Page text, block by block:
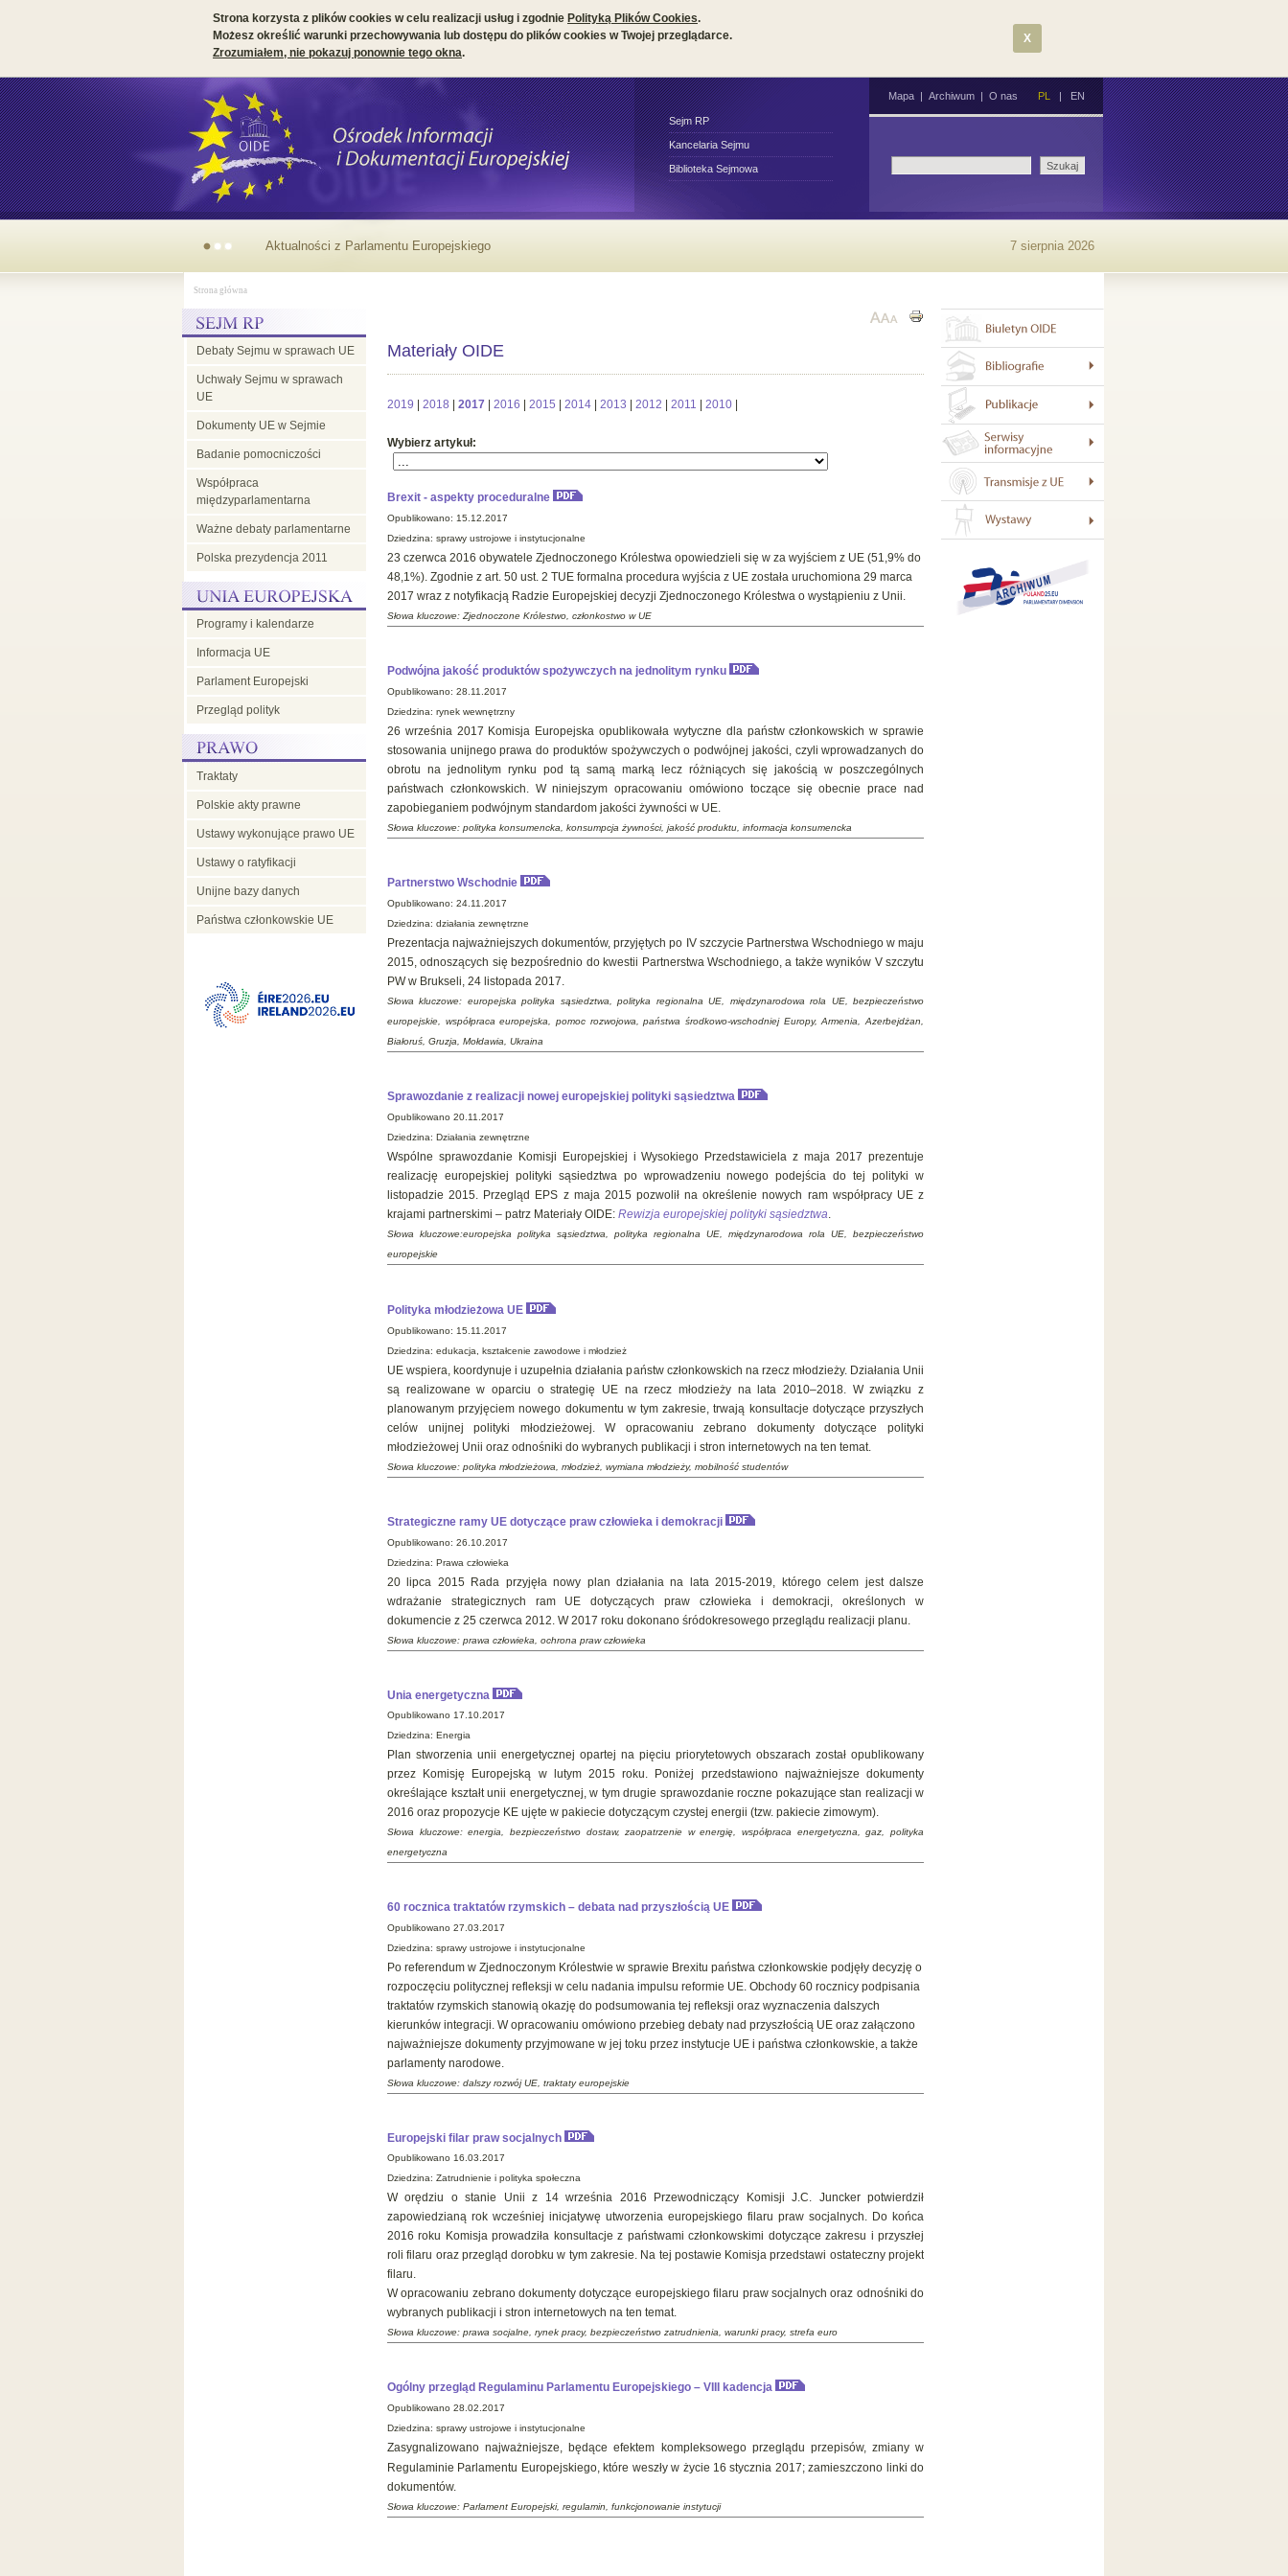
Strona korzysta z plików cookies w celu realizacji usług i zgodnie Polityką Plików Cookies.
Możesz określić warunki przechowywania lub dostępu do plików cookies w Twojej przeglądarce.
Zrozumiałem, nie pokazuj ponownie tego okna.
X
Sejm RP
Kancelaria Sejmu
Biblioteka Sejmowa
Mapa | Archiwum | O nas PL | EN
Aktualności z Parlamentu Europejskiego 7 sierpnia 2026
Strona główna
Debaty Sejmu w sprawach UE
Uchwały Sejmu w sprawach
UE
Dokumenty UE w Sejmie
Badanie pomocniczości
Współpraca
międzyparlamentarna
Ważne debaty parlamentarne
Polska prezydencja 2011
Programy i kalendarze
Informacja UE
Parlament Europejski
Przegląd polityk
Traktaty
Polskie akty prawne
Ustawy wykonujące prawo UE
Ustawy o ratyfikacji
Unijne bazy danych
Państwa członkowskie UE
Materiały OIDE
2019 2018 2017 2016 2015 2014 2013 2012 2011 2010
Wybierz artykuł:
Brexit - aspekty proceduralne
Opublikowano: 15.12.2017
Dziedzina: sprawy ustrojowe i instytucjonalne
23 czerwca 2016 obywatele Zjednoczonego Królestwa opowiedzieli się w za wyjściem z UE (51,9% do
48,1%). Zgodnie z art. 50 ust. 2 TUE formalna procedura wyjścia z UE została uruchomiona 29 marca
2017 wraz z notyfikacją Radzie Europejskiej decyzji Zjednoczonego Królestwa o wystąpieniu z Unii.
Słowa kluczowe: Zjednoczone Królestwo, członkostwo w UE
Podwójna jakość produktów spożywczych na jednolitym rynku
Opublikowano: 28.11.2017
Dziedzina: rynek wewnętrzny
26 września 2017 Komisja Europejska opublikowała wytyczne dla państw członkowskich w sprawie
stosowania unijnego prawa do produktów spożywczych o podwójnej jakości, czyli wprowadzanych do
obrotu na jednolitym rynku pod tą samą marką lecz różniących się jakością w poszczególnych
państwach członkowskich. W niniejszym opracowaniu omówiono toczące się obecnie prace nad
zapobieganiem podwójnym standardom jakości żywności w UE.
Słowa kluczowe: polityka konsumencka, konsumpcja żywności, jakość produktu, informacja konsumencka
Partnerstwo Wschodnie
Opublikowano: 24.11.2017
Dziedzina: działania zewnętrzne
Prezentacja najważniejszych dokumentów, przyjętych po IV szczycie Partnerstwa Wschodniego w maju
2015, odnoszących się bezpośrednio do kwestii Partnerstwa Wschodniego, a także wyników V szczytu
PW w Brukseli, 24 listopada 2017.
Słowa kluczowe: europejska polityka sąsiedztwa, polityka regionalna UE, międzynarodowa rola UE, bezpieczeństwo
europejskie, współpraca europejska, pomoc rozwojowa, państwa środkowo-wschodniej Europy, Armenia, Azerbejdżan,
Białoruś, Gruzja, Mołdawia, Ukraina
Sprawozdanie z realizacji nowej europejskiej polityki sąsiedztwa
Opublikowano 20.11.2017
Dziedzina: Działania zewnętrzne
Wspólne sprawozdanie Komisji Europejskiej i Wysokiego Przedstawiciela z maja 2017 prezentuje
realizację europejskiej polityki sąsiedztwa po wprowadzeniu nowego podejścia do tej polityki w
listopadzie 2015. Przegląd EPS z maja 2015 pozwolił na określenie nowych ram współpracy UE z
krajami partnerskimi – patrz Materiały OIDE: Rewizja europejskiej polityki sąsiedztwa.
Słowa kluczowe:europejska polityka sąsiedztwa, polityka regionalna UE, międzynarodowa rola UE, bezpieczeństwo
europejskie
Polityka młodzieżowa UE
Opublikowano: 15.11.2017
Dziedzina: edukacja, kształcenie zawodowe i młodzież
UE wspiera, koordynuje i uzupełnia działania państw członkowskich na rzecz młodzieży. Działania Unii
są realizowane w oparciu o strategię UE na rzecz młodzieży na lata 2010–2018. W związku z
planowanym przyjęciem nowego dokumentu w tym zakresie, trwają konsultacje dotyczące przyszłych
celów unijnej polityki młodzieżowej. W opracowaniu zebrano dokumenty dotyczące polityki
młodzieżowej Unii oraz odnośniki do wybranych publikacji i stron internetowych na ten temat.
Słowa kluczowe: polityka młodzieżowa, młodzież, wymiana młodzieży, mobilność studentów
Strategiczne ramy UE dotyczące praw człowieka i demokracji
Opublikowano: 26.10.2017
Dziedzina: Prawa człowieka
20 lipca 2015 Rada przyjęła nowy plan działania na lata 2015-2019, którego celem jest dalsze
wdrażanie strategicznych ram UE dotyczących praw człowieka i demokracji, określonych w
dokumencie z 25 czerwca 2012. W 2017 roku dokonano śródokresowego przeglądu realizacji planu.
Słowa kluczowe: prawa człowieka, ochrona praw człowieka
Unia energetyczna
Opublikowano 17.10.2017
Dziedzina: Energia
Plan stworzenia unii energetycznej opartej na pięciu priorytetowych obszarach został opublikowany
przez Komisję Europejską w lutym 2015 roku. Poniżej przedstawiono najważniejsze dokumenty
określające kształt unii energetycznej, w tym drugie sprawozdanie roczne pokazujące stan realizacji w
2016 oraz propozycje KE ujęte w pakiecie dotyczącym czystej energii (tzw. pakiecie zimowym).
Słowa kluczowe: energia, bezpieczeństwo dostaw, zaopatrzenie w energię, współpraca energetyczna, gaz, polityka
energetyczna
60 rocznica traktatów rzymskich – debata nad przyszłością UE
Opublikowano 27.03.2017
Dziedzina: sprawy ustrojowe i instytucjonalne
Po referendum w Zjednoczonym Królestwie w sprawie Brexitu państwa członkowskie podjęły decyzję o
rozpoczęciu politycznej refleksji w celu nadania impulsu reformie UE. Obchody 60 rocznicy podpisania
traktatów rzymskich stanowią okazję do podsumowania tej refleksji oraz wyznaczenia dalszych
kierunków integracji. W opracowaniu omówiono przebieg debaty nad przyszłością UE oraz załączono
najważniejsze dokumenty przyjmowane w jej toku przez instytucje UE i państwa członkowskie, a także
parlamenty narodowe.
Słowa kluczowe: dalszy rozwój UE, traktaty europejskie
Europejski filar praw socjalnych
Opublikowano 16.03.2017
Dziedzina: Zatrudnienie i polityka społeczna
W orędziu o stanie Unii z 14 września 2016 Przewodniczący Komisji J.C. Juncker potwierdził
zapowiedzianą rok wcześniej inicjatywę utworzenia europejskiego filaru praw socjalnych. Do końca
2016 roku Komisja prowadziła konsultacje z państwami członkowskimi dotyczące zakresu i przyszłej
roli filaru oraz przegląd dorobku w tym zakresie. Na tej postawie Komisja przedstawi ostateczny projekt
filaru.
W opracowaniu zebrano dokumenty dotyczące europejskiego filaru praw socjalnych oraz odnośniki do
wybranych publikacji i stron internetowych na ten temat.
Słowa kluczowe: prawa socjalne, rynek pracy, bezpieczeństwo zatrudnienia, warunki pracy, strefa euro
Ogólny przegląd Regulaminu Parlamentu Europejskiego – VIII kadencja
Opublikowano 28.02.2017
Dziedzina: sprawy ustrojowe i instytucjonalne
Zasygnalizowano najważniejsze, będące efektem kompleksowego przeglądu przepisów, zmiany w
Regulaminie Parlamentu Europejskiego, które weszły w życie 16 stycznia 2017; zamieszczono linki do
dokumentów.
Słowa kluczowe: Parlament Europejski, regulamin, funkcjonowanie instytucji